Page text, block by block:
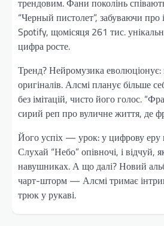
трендовим. Фани поколінь
“Черный пистолет”, забуваючи про
Spotify, щомісяця 261 тис.
цифра росте.
Тренд? Нейромузика еволюціонує:
оригіналів. Алсмі планує більше
без імітацій, чисто його голос.
сирий реп про вуличне життя, де
Його успіх — урок: у цифрову еру
Слухай “Небо” опівночі, і відчуй,
навушниках. А що далі? Новий
чарт-шторм — Алсмі тримає
трюк у рукаві.